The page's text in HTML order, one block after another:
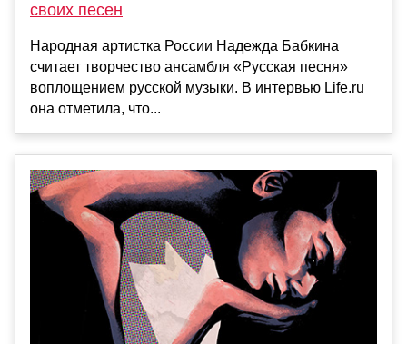
своих песен
Народная артистка России Надежда Бабкина
считает творчество ансамбля «Русская песня»
воплощением русской музыки. В интервью Life.ru
она отметила, что...